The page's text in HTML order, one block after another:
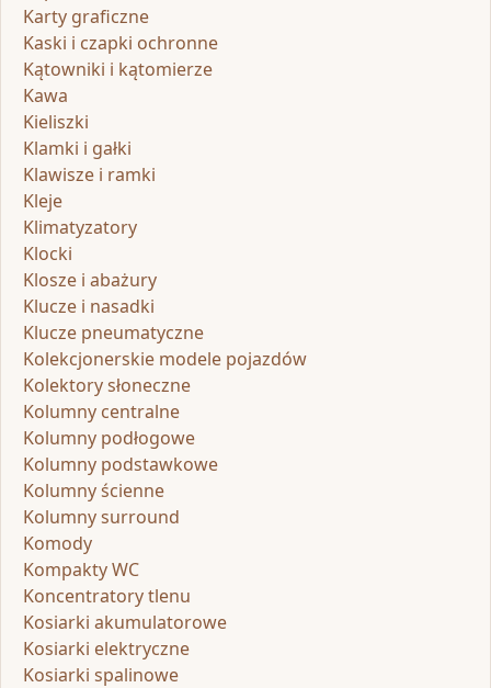
Karty graficzne
Kaski i czapki ochronne
Kątowniki i kątomierze
Kawa
Kieliszki
Klamki i gałki
Klawisze i ramki
Kleje
Klimatyzatory
Klocki
Klosze i abażury
Klucze i nasadki
Klucze pneumatyczne
Kolekcjonerskie modele pojazdów
Kolektory słoneczne
Kolumny centralne
Kolumny podłogowe
Kolumny podstawkowe
Kolumny ścienne
Kolumny surround
Komody
Kompakty WC
Koncentratory tlenu
Kosiarki akumulatorowe
Kosiarki elektryczne
Kosiarki spalinowe